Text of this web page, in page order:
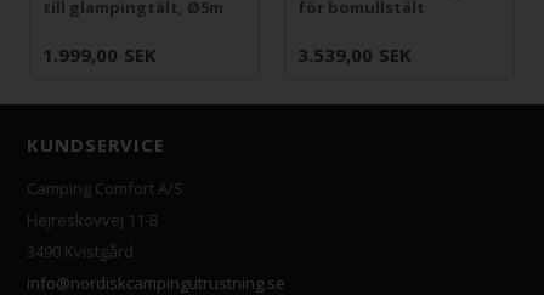
till glampingtält, Ø5m
1.999,00 SEK
för bomullstält
3.539,00 SEK
KUNDSERVICE
Camping Comfort A/S
Hejreskovvej 11-B
3490 Kvistgård
info@nordiskcampingutrustning.se